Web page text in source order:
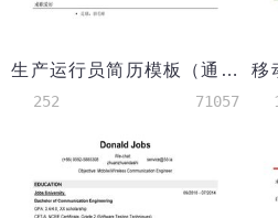
生产运行员简历模板（通用类）
252 71057